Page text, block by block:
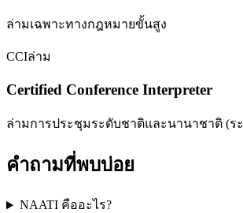
ล่ามเฉพาะทางกฎหมายขั้นสูง
CCIล่าม
Certified Conference Interpreter
ล่ามการประชุมระดับชาติและนานาชาติ (ร
คำถามที่พบบ่อย
NAATI คืออะไร?